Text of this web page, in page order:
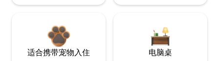
适合携带宠物入住 电脑桌